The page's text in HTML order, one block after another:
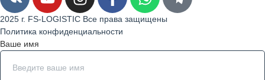
2025 г. FS-LOGISTIC Все права защищены
Политика конфиденциальности
Ваше имя